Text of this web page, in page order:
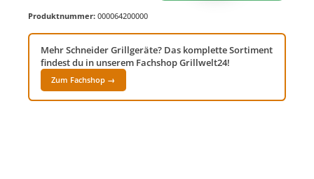
Produktnummer: 000064200000
Mehr Schneider Grillgeräte? Das komplette Sortiment
findest du in unserem Fachshop Grillwelt24!
Zum Fachshop →